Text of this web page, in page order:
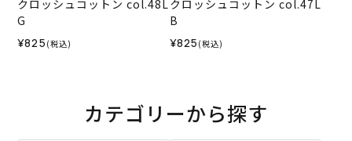
クロッシュコットン col.48L
G
¥825 (税込)
クロッシュコットン col.47L
B
¥825 (税込)
カテゴリーから探す